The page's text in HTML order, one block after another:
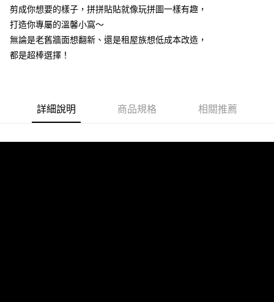
恩沛科技股份有限公司將有權停止該用戶之使用額度並採取法律行動。
剪成你想要的樣子，拼拼貼貼就像玩拼圖一樣有趣，
打造你專屬的溫馨小窩～
無論是老舊牆面想翻新、還是租屋族想低成本改造，
都是超棒選擇！
詳細說明 商品規格 相關推薦